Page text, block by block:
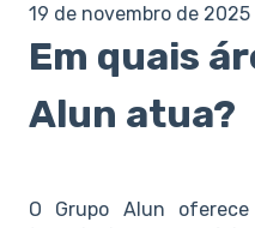
19 de novembro de 2025
Em quais
Alun atua?
O Grupo Alun